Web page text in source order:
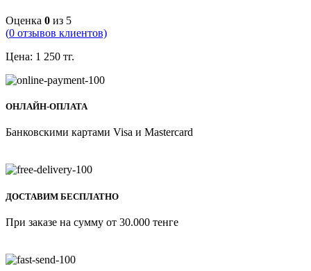
Оценка 0 из 5
(0 отзывов клиентов)
Цена: 1 250 тг.
ОНЛАЙН-ОПЛАТА
Банковскими картами Visa и Mastercard
ДОСТАВИМ БЕСПЛАТНО
При заказе на сумму от 30.000 тенге